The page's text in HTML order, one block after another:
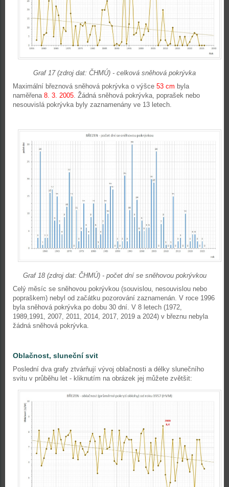
Graf 17 (zdroj dat: ČHMÚ) - celková sněhová pokrývka
Maximální březnová sněhová pokrývka o výšce 53 cm byla
naměřena 8. 3. 2005 . Žádná sněhová pokrývka, poprašek nebo
nesouvislá pokrývka byly zaznamenány ve 13 letech.
Graf 18 (zdroj dat: ČHMÚ) - počet dní se sněhovou pokrývkou
Celý měsíc se sněhovou pokrývkou (souvislou, nesouvislou nebo
popraškem) nebyl od začátku pozorování zaznamenán. V roce 1996
byla sněhová pokrývka po dobu 30 dní. V 8 letech (1972,
1989,1991, 2007, 2011, 2014, 2017, 2019 a 2024) v březnu nebyla
žádná sněhová pokrývka.
Oblačnost, sluneční svit
Poslední dva grafy ztvárňují vývoj oblačnosti a délky slunečního
svitu v průběhu let - kliknutím na obrázek jej můžete zvětšit: